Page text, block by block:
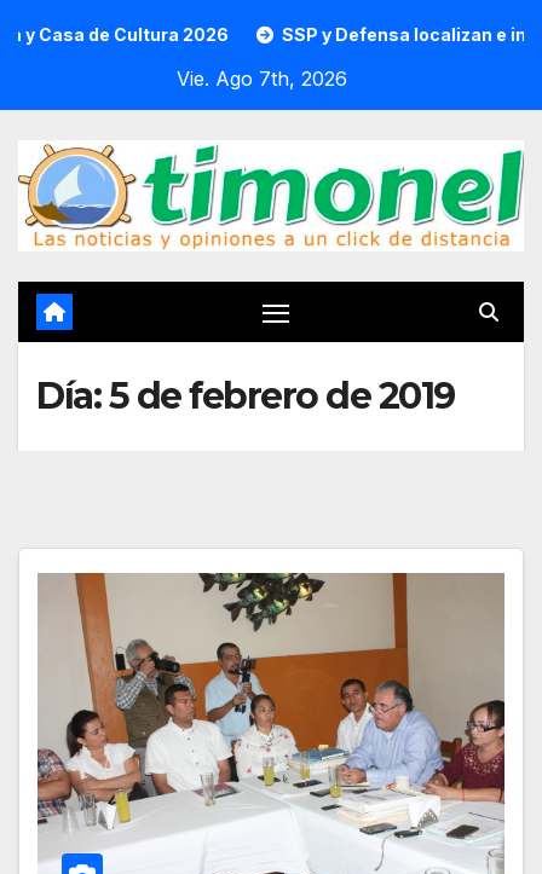
Cultura 2026 SSP y Defensa localizan e incineran
Vie. Ago 7th, 2026
Día:5 de febrero de 2019